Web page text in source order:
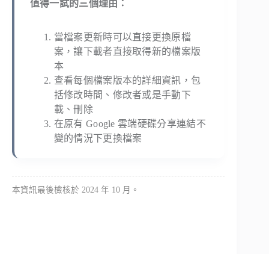
值得一試的三個理由：
當檔案更新時可以直接更換原檔
案，讓下載者直接取得新的檔案版
本
查看每個檔案版本的詳細資訊，包
括修改時間、修改者或是手動下
載、刪除
在原有 Google 雲端硬碟分享連結不
變的情況下更換檔案
本資訊最後檢核於 2024 年 10 月。